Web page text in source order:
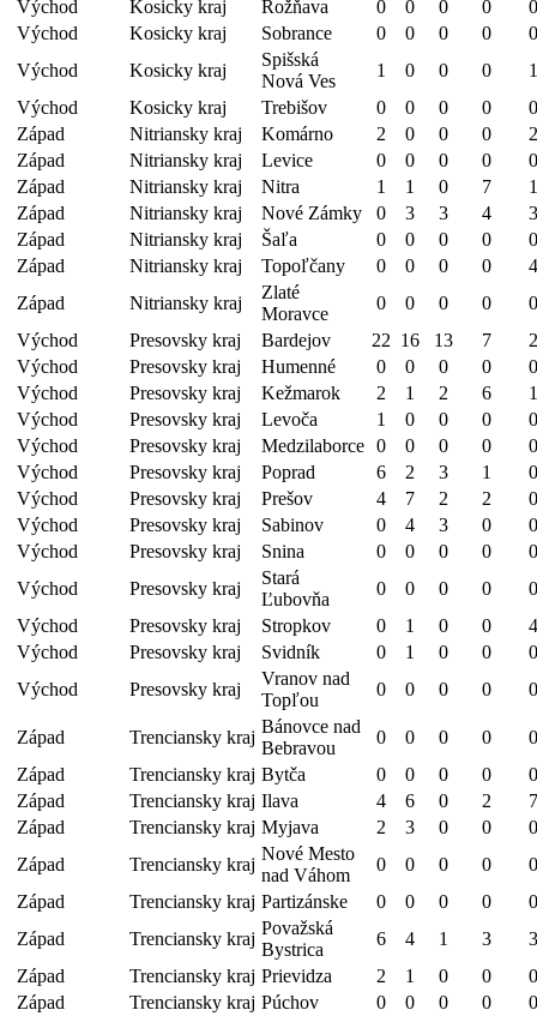
Východ Kosicky kraj Rožňava 0 0 0 0
0
Východ
Kosicky kraj Sobrance 0 0 0 0
0
Východ
Kosicky kraj
Spišská
Nová Ves
1 0 0 0
1
Východ
Kosicky kraj Trebišov 0 0 0 0
0
Západ
Nitriansky kraj Komárno 2 0 0 0
2
Západ
Nitriansky kraj Levice 0 0 0 0
0
Západ
Nitriansky kraj Nitra 1 1 0 7
1
Západ
Nitriansky kraj Nové Zámky 0 3 3 4
3
Západ
Nitriansky kraj Šaľa 0 0 0 0
0
Západ
Nitriansky kraj Topoľčany 0 0 0 0
4
Západ
Nitriansky kraj
Zlaté
Moravce
0 0 0 0
0
Východ
Presovsky kraj Bardejov 22 16 13 7
2
Východ
Presovsky kraj Humenné 0 0 0 0
0
Východ
Presovsky kraj Kežmarok 2 1 2 6
1
Východ
Presovsky kraj Levoča 1 0 0 0
0
Východ
Presovsky kraj Medzilaborce 0 0 0 0
0
Východ
Presovsky kraj Poprad 6 2 3 1
0
Východ
Presovsky kraj Prešov 4 7 2 2
0
Východ
Presovsky kraj Sabinov 0 4 3 0
0
Východ
Presovsky kraj Snina 0 0 0 0
0
Východ
Presovsky kraj
Stará
Ľubovňa
0 0 0 0
0
Východ
Presovsky kraj Stropkov 0 1 0 0
4
Východ
Presovsky kraj Svidník 0 1 0 0
0
Východ
Presovsky kraj
Vranov nad
Topľou
0 0 0 0 0
Západ Trenciansky kraj
Bánovce nad
Bebravou
0 0 0 0
0
Západ
Trenciansky kraj Bytča 0 0 0 0
0
Západ
Trenciansky kraj Ilava 4 6 0 2
7
Západ
Trenciansky kraj Myjava 2 3 0 0
0
Západ
Trenciansky kraj
Nové Mesto
nad Váhom
0 0 0 0
0
Západ
Trenciansky kraj Partizánske 0 0 0 0
0
Západ
Trenciansky kraj
Považská
Bystrica
6 4 1 3
3
Západ
Trenciansky kraj Prievidza 2 1 0 0
0
Západ
Trenciansky kraj Púchov 0 0 0 0
0